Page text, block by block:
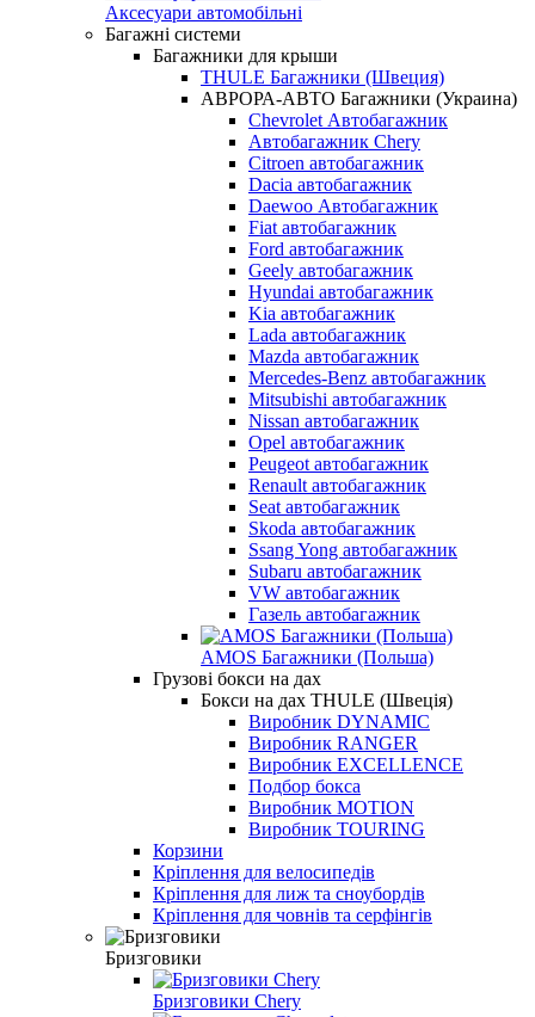
Аксесуари автомобільні
Багажні системи
Багажники для крыши
THULE Багажники (Швеция)
АВРОРА-АВТО Багажники (Украина)
Chevrolet Автобагажник
Автобагажник Chery
Citroen автобагажник
Dacia автобагажник
Daewoo Автобагажник
Fiat автобагажник
Ford автобагажник
Geely автобагажник
Hyundai автобагажник
Kia автобагажник
Lada автобагажник
Mazda автобагажник
Mercedes-Benz автобагажник
Mitsubishi автобагажник
Nissan автобагажник
Opel автобагажник
Peugeot автобагажник
Renault автобагажник
Seat автобагажник
Skoda автобагажник
Ssang Yong автобагажник
Subaru автобагажник
VW автобагажник
Газель автобагажник
AMOS Багажники (Польша)
Грузові бокси на дах
Бокси на дах THULE (Швеція)
Виробник DYNAMIC
Виробник RANGER
Виробник EXCELLENCE
Подбор бокса
Виробник MOTION
Виробник TOURING
Корзини
Кріплення для велосипедів
Кріплення для лиж та сноубордів
Кріплення для човнів та серфінгів
Бризговики
Бризговики Chery